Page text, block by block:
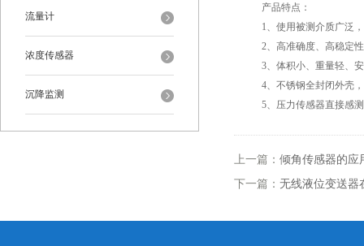
流量计
浓度传感器
沉降监测
产品特点：
1、使用被测介质广泛，
2、高准确度、高稳定性
3、体积小、重量轻、安
4、不锈钢全封闭外壳，
5、压力传感器直接感测
上一篇： 倾角传感器的应
下一篇： 无线液位变送器